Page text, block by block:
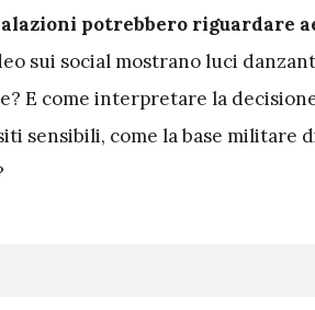
potrebbero riguardare
sui social mostrano luci
E come interpretare la
sensibili, come la base militare